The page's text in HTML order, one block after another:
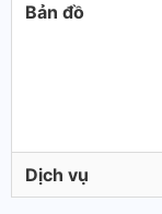
Bản đồ
Dịch vụ